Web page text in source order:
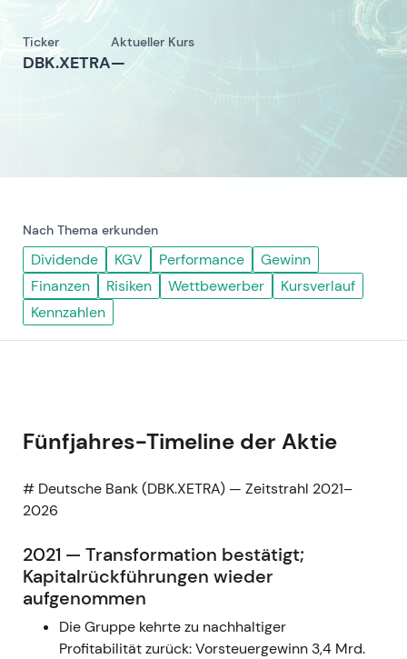
Ticker
DBK.XETRA
Aktueller Kurs
—
Nach Thema erkunden
Dividende KGV Performance
Gewinn
Finanzen
Risiken Wettbewerber
Kursverlauf
Kennzahlen
Fünfjahres-Timeline der Aktie
# Deutsche Bank (DBK.XETRA) — Zeitstrahl 2021–
2026
2021 — Transformation bestätigt;
Kapitalrückführungen wieder
aufgenommen
Die Gruppe kehrte zu nachhaltiger
Profitabilität zurück: Vorsteuergewinn 3,4 Mrd.